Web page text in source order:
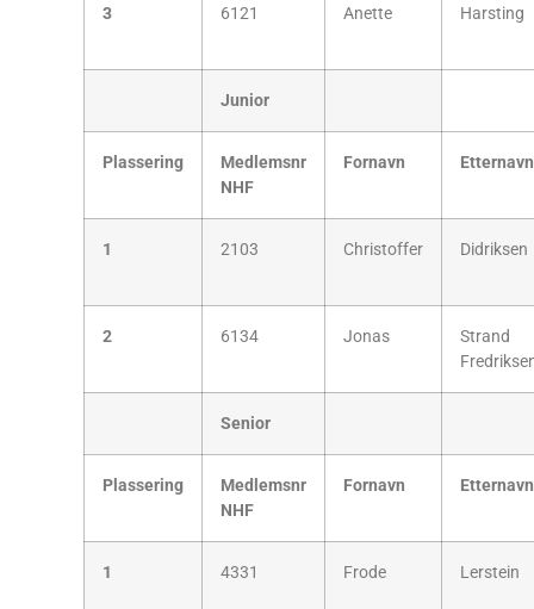
3 6121 Anette Harsting
Junior
Plassering
Medlemsnr
NHF
Fornavn Etternavn
1 2103 Christoffer Didriksen
2 6134 Jonas
Strand
Senior
Plassering
Medlemsnr
NHF
Fornavn Etternavn
1 4331 Frode Lerstein